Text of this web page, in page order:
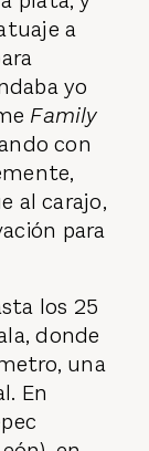
a
yo
Family
con
al carajo,
para
los 25
donde
una
En